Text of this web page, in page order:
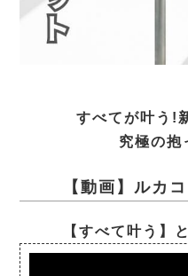
すべてが叶う!
究極の抱
【動画】ルカ
【すべて叶う】